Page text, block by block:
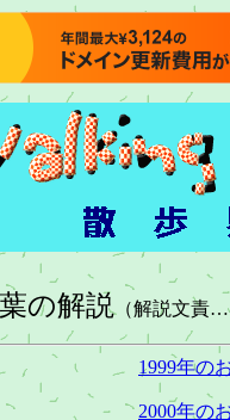
の解説（解説文責
1999年の
2000年の